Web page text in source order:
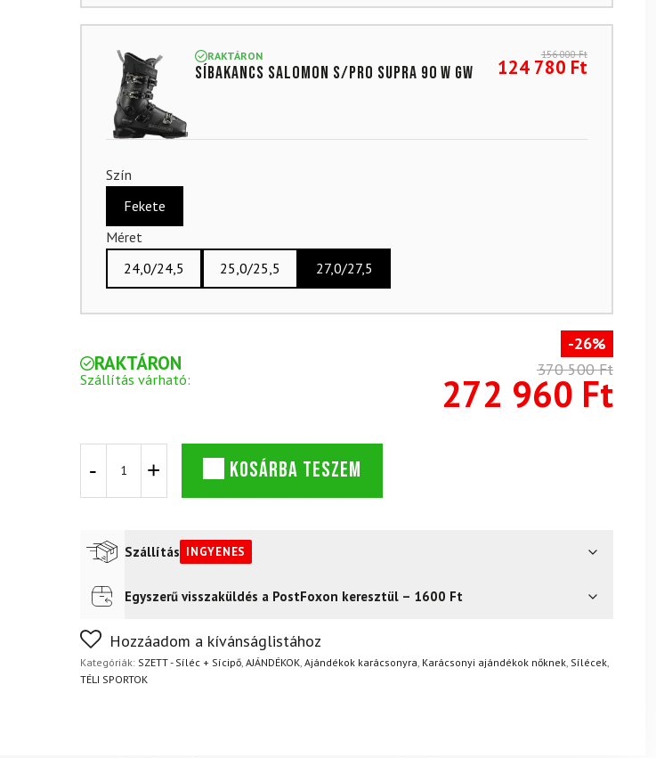
RAKTÁRON
Síbakancs SALOMON S/Pro Supra 90 W GW
156 000Ft
124 780 Ft
Szín
Fekete
Méret
24,0/24,5
25,0/25,5 27,0/27,5
RAKTÁRON
Szállítás várható:
-26%
370 500 Ft
272 960 Ft
ES/MAX
SALOMON
Supra
W
sícipők
mennyiség
KOSÁRBA TESZEM
Szállítás INGYENES
Futár a címreIngyenes
FoxPost
Egyszerű visszaküldés a PostFoxon keresztül – 1600 Ft
Nem biztos a választásában? Semmi gond – a terméket egyszerűen visszaküldheti 14
napon belül, indoklás nélkül.Mik a visszaküldés feltételei?
Hozzáadom a kívánságlistához
Kategóriák: SZETT - Síléc + Sícipő, AJÁNDÉKOK, Ajándékok karácsonyra Karácsonyi ajándékok nőknek, Sílécek,
TÉLI SPORTOK